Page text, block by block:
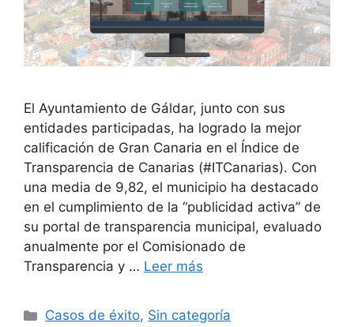
El Ayuntamiento de Gáldar, junto con sus
entidades participadas, ha logrado la mejor
calificación de Gran Canaria en el Índice de
Transparencia de Canarias (#ITCanarias). Con
una media de 9,82, el municipio ha destacado
en el cumplimiento de la “publicidad activa” de
su portal de transparencia municipal, evaluado
anualmente por el Comisionado de
Transparencia y … Leer más
Casos de éxito, Sin categoría